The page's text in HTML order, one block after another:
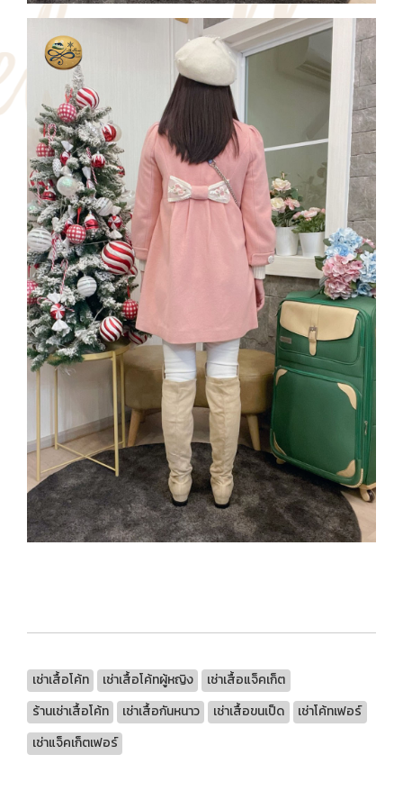
เช่าเสื้อโค้ท เช่าเสื้อโค้ทผู้หญิง
เช่าเสื้อแจ็คเก็ต
ร้านเช่าเสื้อโค้ท
เช่าเสื้อกันหนาว เช่าเสื้อขนเป็ด
เช่าโค้ทเฟอร์
เช่าแจ็คเก็ตเฟอร์